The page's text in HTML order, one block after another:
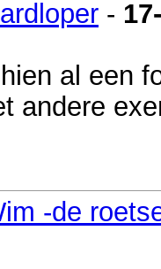
-
al een
andere
-de